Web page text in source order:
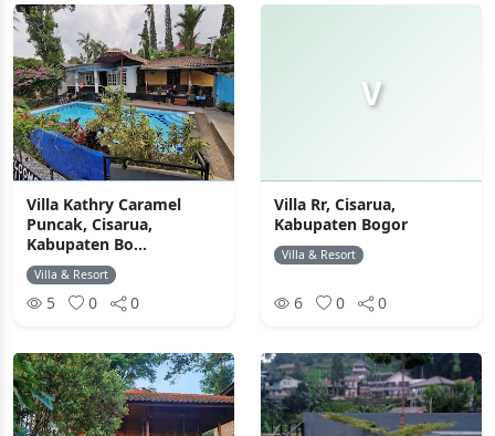
Villa Kathry Caramel
Puncak, Cisarua,
Kabupaten Bo...
Villa & Resort
5 0 0
V
Villa Rr, Cisarua,
Kabupaten Bogor
Villa & Resort
6 0 0